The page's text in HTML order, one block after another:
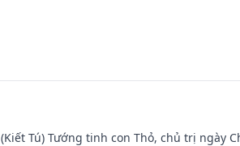
Tú) Tướng tinh con Thỏ, chủ trị ngày